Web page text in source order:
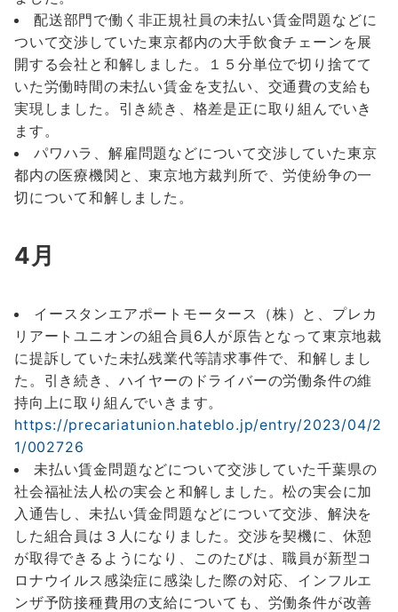
配送部門で働く非正規社員の未払い賃金問題などに
ついて交渉していた東京都内の大手飲食チェーンを展
開する会社と和解しました。１５分単位で切り捨てて
いた労働時間の未払い賃金を支払い、交通費の支給も
実現しました。引き続き、格差是正に取り組んでいき
ます。
パワハラ、解雇問題などについて交渉していた東京
都内の医療機関と、東京地方裁判所で、労使紛争の一
切について和解しました。
4月
イースタンエアポートモータース（株）と、プレカ
リアートユニオンの組合員6人が原告となって東京地裁
に提訴していた未払残業代等請求事件で、和解しまし
た。引き続き、ハイヤーのドライバーの労働条件の維
持向上に取り組んでいきます。
https://precariatunion.hateblo.jp/entry/2023/04/2
1/002726
未払い賃金問題などについて交渉していた千葉県の
社会福祉法人松の実会と和解しました。松の実会に加
入通告し、未払い賃金問題などについて交渉、解決を
した組合員は３人になりました。交渉を契機に、休憩
が取得できるようになり、このたびは、職員が新型コ
ロナウイルス感染症に感染した際の対応、インフルエ
ンザ予防接種費用の支給についても、労働条件が改善